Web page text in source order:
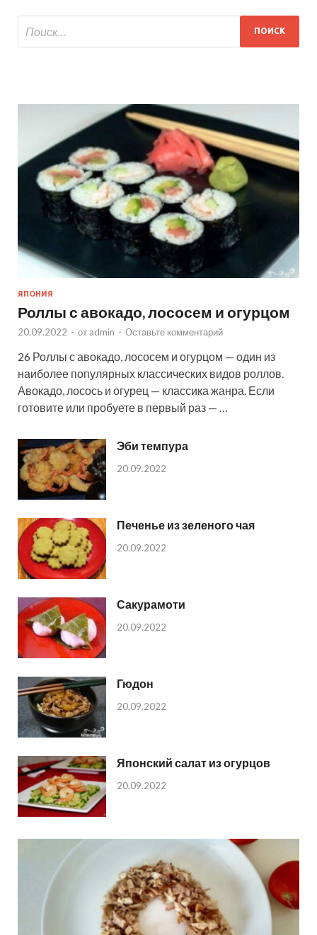
ЯПОНИЯ
Роллы с авокадо, лососем и огурцом
20.09.2022 - от admin - Оставьте комментарий
26 Роллы с авокадо, лососем и огурцом — один из
наиболее популярных классических видов роллов.
Авокадо, лосось и огурец — классика жанра. Если
готовите или пробуете в первый раз — …
Эби темпура
20.09.2022
Печенье из зеленого чая
20.09.2022
Сакурамоти
20.09.2022
Гюдон
20.09.2022
Японский салат из огурцов
20.09.2022